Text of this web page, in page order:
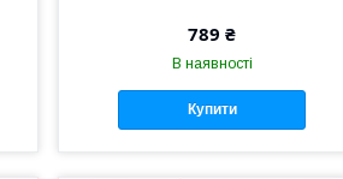
789 ₴
В наявності
Купити